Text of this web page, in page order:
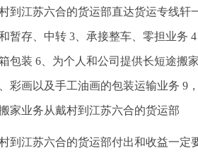
到江苏六合的货运部直达货运专线轩
暂存、中转 3、承接整车、零担业务
包装 6、为个人和公司提供长短途搬
彩画以及手工油画的包装运输业务 9
家业务从戴村到江苏六合的货运部
到江苏六合的货运部付出和收益一